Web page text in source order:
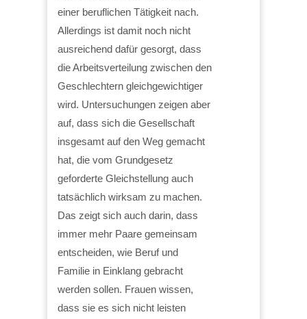
einer beruflichen Tätigkeit nach.
Allerdings ist damit noch nicht
ausreichend dafür gesorgt, dass
die Arbeitsverteilung zwischen den
Geschlechtern gleichgewichtiger
wird. Untersuchungen zeigen aber
auf, dass sich die Gesellschaft
insgesamt auf den Weg gemacht
hat, die vom Grundgesetz
geforderte Gleichstellung auch
tatsächlich wirksam zu machen.
Das zeigt sich auch darin, dass
immer mehr Paare gemeinsam
entscheiden, wie Beruf und
Familie in Einklang gebracht
werden sollen. Frauen wissen,
dass sie es sich nicht leisten